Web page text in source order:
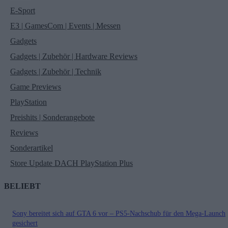
E-Sport
E3 | GamesCom | Events | Messen
Gadgets
Gadgets | Zubehör | Hardware Reviews
Gadgets | Zubehör | Technik
Game Previews
PlayStation
Preishits | Sonderangebote
Reviews
Sonderartikel
Store Update DACH PlayStation Plus
BELIEBT
Sony bereitet sich auf GTA 6 vor – PS5-Nachschub für den Mega-Launch
gesichert